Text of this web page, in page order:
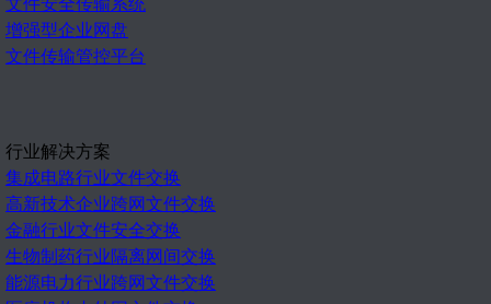
增强型企业网盘
文件传输管控平台
行业解决方案
集成电路行业文件交换
高新技术企业跨网文件交换
金融行业文件安全交换
生物制药行业隔离网间交换
能源电力行业跨网文件交换